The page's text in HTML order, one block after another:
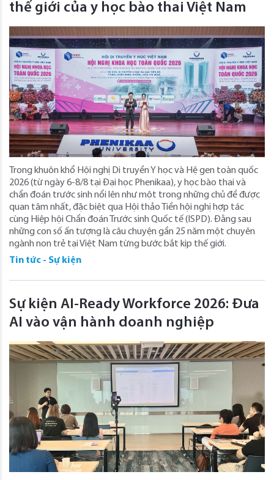
thế giới của y học bào thai Việt Nam
Trong khuôn khổ Hội nghị Di truyền Y học và Hệ gen toàn quốc
2026 (từ ngày 6-8/8 tại Đại học Phenikaa), y học bào thai và
chẩn đoán trước sinh nổi lên như một trong những chủ đề được
quan tâm nhất, đặc biệt qua Hội thảo Tiền hội nghị hợp tác
cùng Hiệp hội Chẩn đoán Trước sinh Quốc tế (ISPD). Đằng sau
những con số ấn tượng là câu chuyện gần 25 năm một chuyên
ngành non trẻ tại Việt Nam từng bước bắt kịp thế giới.
Tin tức - Sự kiện
Sự kiện AI-Ready Workforce 2026: Đưa
AI vào vận hành doanh nghiệp